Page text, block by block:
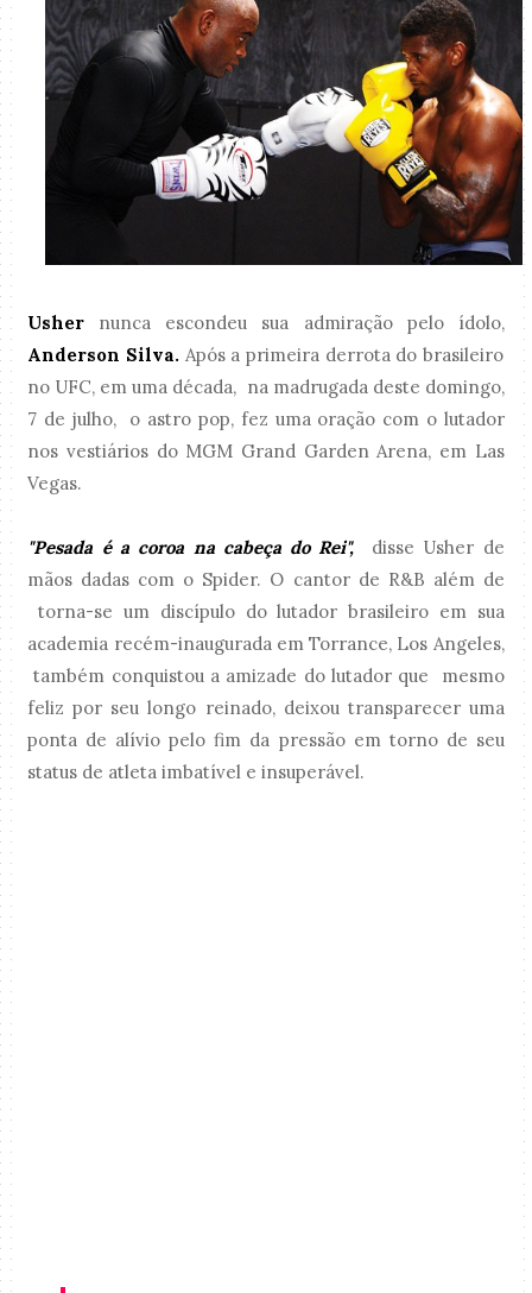
Usher nunca escondeu sua admiração pelo ídolo,
Anderson Silva. Após a primeira derrota do brasileiro
no UFC, em uma década, na madrugada deste domingo,
7 de julho, o astro pop, fez uma oração com o lutador
nos vestiários do MGM Grand Garden Arena, em Las
Vegas.
"Pesada é a coroa na cabeça do Rei",
disse Usher de
mãos dadas com o Spider. O cantor de R&B além de
torna-se um discípulo do lutador brasileiro em sua
academia recém-inaugurada em Torrance, Los Angeles,
também conquistou a amizade do lutador que mesmo
feliz por seu longo reinado, deixou transparecer uma
ponta de alívio pelo fim da pressão em torno de seu
status de atleta imbatível e insuperável.